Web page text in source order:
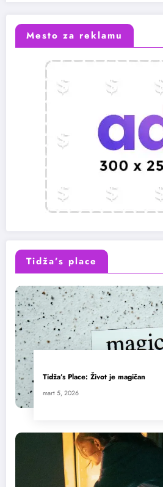
Mesto za reklamu
Tidža’s place
Tidža’s Place: Život je magičan
mart 5, 2026